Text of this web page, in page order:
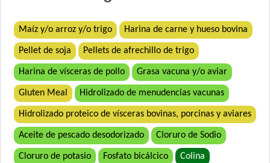
Brio Perro Adulto
Cacique Nahuel Perro Adulto
Can Active Perro Adulto Mordida Grande
Capitán Perro Adulto
Cari Amici Perro Adulto Carne, Pollo y Vegetales
Cari Amici Perro Sabor Carnes Argentinas
Company Perro Adulto
Crianza Perro Adulto
Maíz y/o arroz y/o trigo Harina de carne y hueso bovina
Pellet de soja Pellets de afrechillo de trigo
Harina de vísceras de pollo Grasa vacuna y/o aviar
Gluten Meal Hidrolizado de menudencias vacunas
Hidrolizado proteico de vísceras bovinas, porcinas y aviares
Aceite de pescado desodorizado Cloruro de Sodio
Cloruro de potasio Fosfato bicálcico Colina